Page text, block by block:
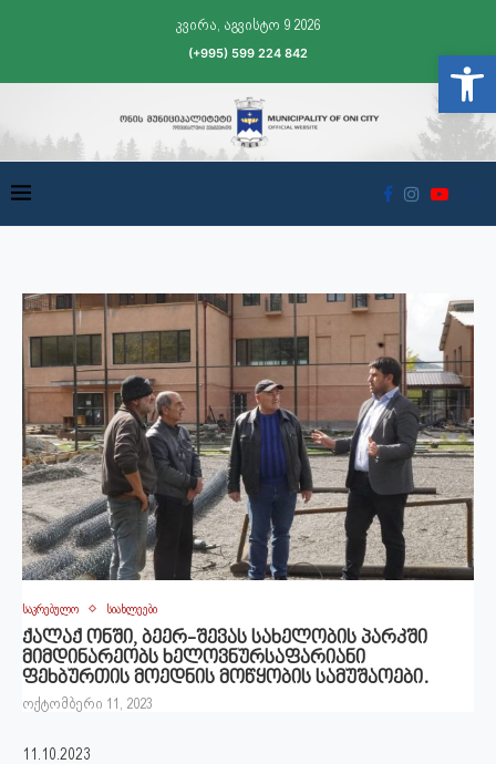
კვირა, აგვისტო 9 2026
(+995) 599 224 842
საკრებულო სიახლეები
ქალაქ ონში, ბეერ-შევას სახელობის პარკში
მიმდინარეობს ხელოვნურსაფარიანი
ფეხბურთის მოედნის მოწყობის სამუშაოები.
ოქტომბერი 11, 2023
11.10.2023